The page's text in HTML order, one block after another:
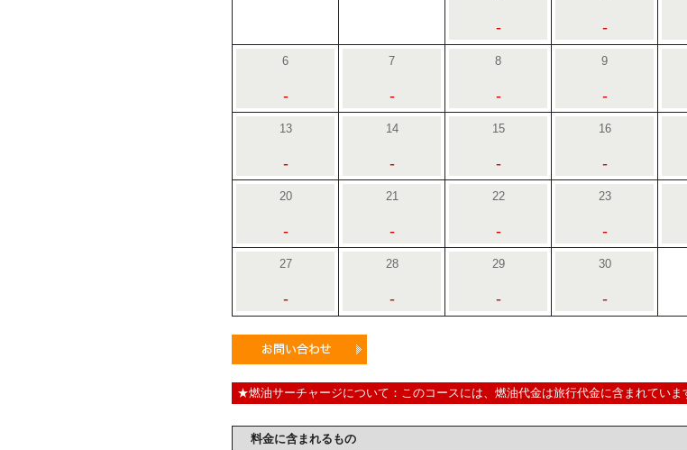
- -
6
-
7
-
8
-
9
-
13
-
14
-
15
-
16
-
20
-
21
-
22
-
23
-
27
-
28
-
29
-
30
-
★燃油サーチャージについて：このコースには、燃油代金は旅行代金に含まれていま
料金に含まれるもの